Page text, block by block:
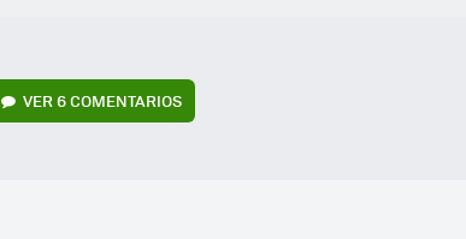
VER6 COMENTARIOS